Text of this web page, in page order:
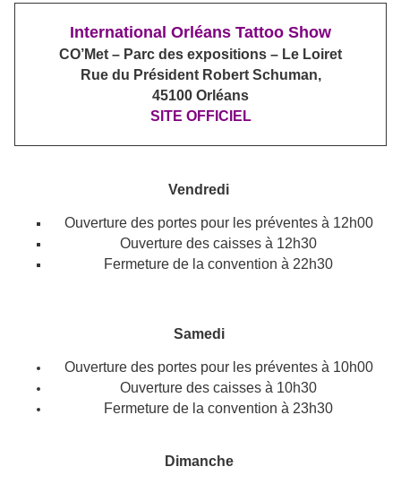
International Orléans Tattoo Show
CO’Met – Parc des expositions – Le Loiret
Rue du Président Robert Schuman,
45100 Orléans
SITE OFFICIEL
Vendredi
Ouverture des portes pour les préventes à 12h00
Ouverture des caisses à 12h30
Fermeture de la convention à 22h30
Samedi
Ouverture des portes pour les préventes à 10h00
Ouverture des caisses à 10h30
Fermeture de la convention à 23h30
Dimanche